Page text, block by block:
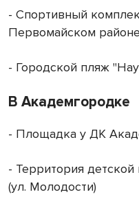
- Спортивный
Первомайском
- Городской пляж
В Академгородке
- Площадка у ДК
- Территория
(ул. Молодости)